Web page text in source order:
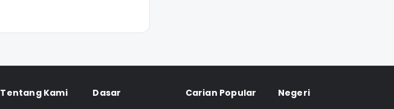
Tentang Kami Dasar Carian Popular Negeri